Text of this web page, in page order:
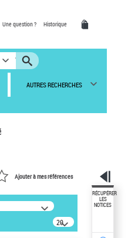
Une question ? Historique
AUTRES RECHERCHES
Ajouter à mes références
20
résultats/page
RÉCUPÉRER
LES
NOTICES